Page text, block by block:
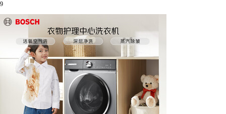
9